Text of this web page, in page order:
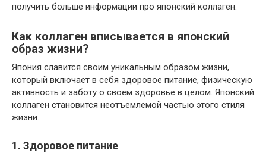
получить больше информации про японский коллаген.
Как коллаген вписывается в японский
образ жизни?
Япония славится своим уникальным образом жизни,
который включает в себя здоровое питание, физическую
активность и заботу о своем здоровье в целом. Японский
коллаген становится неотъемлемой частью этого стиля
жизни.
1. Здоровое питание